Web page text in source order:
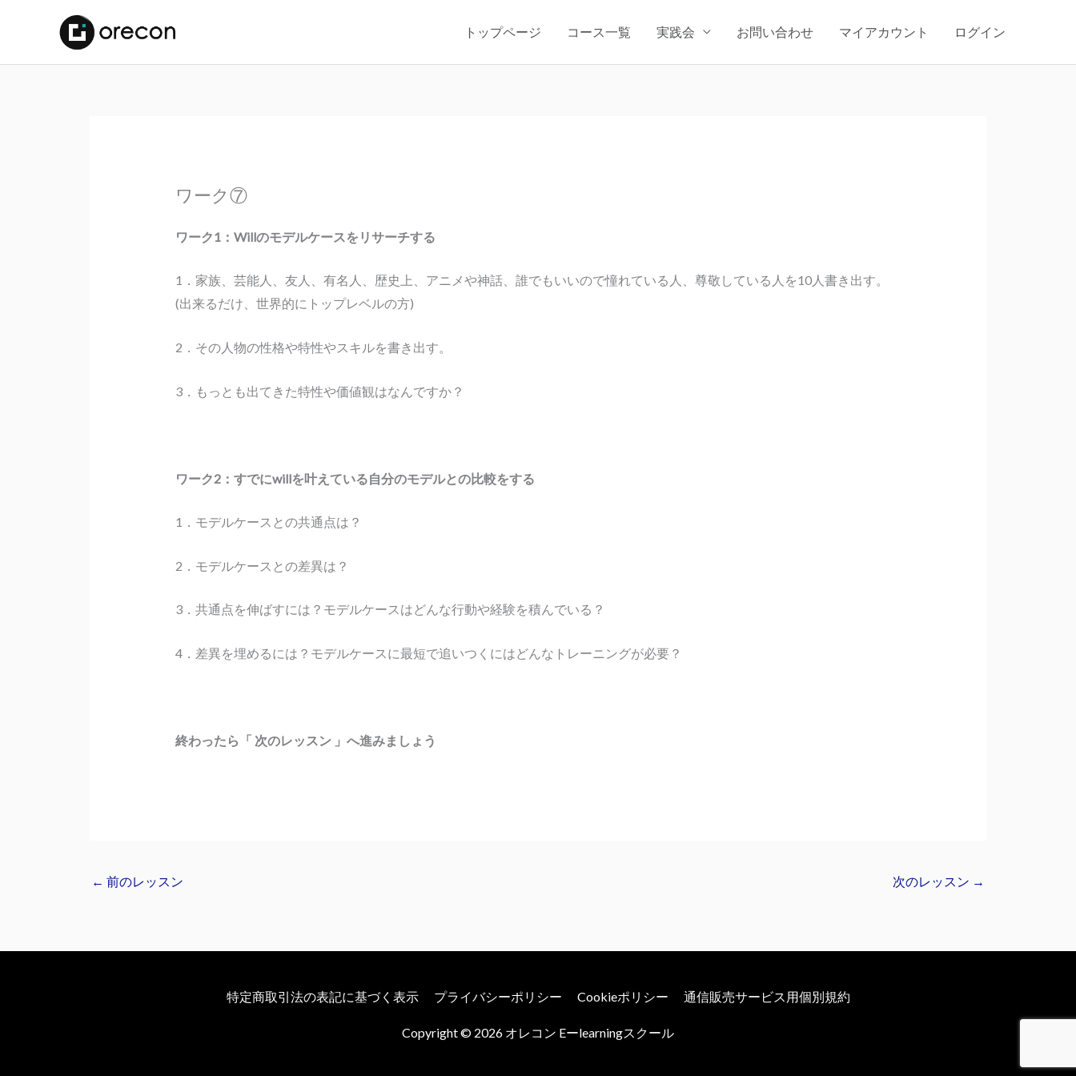
トップページ コース一覧 実践会 お問い合わせ マイアカウント ログイン
ワーク⑦
ワーク1：Willのモデルケースをリサーチする
1．家族、芸能人、友人、有名人、歴史上、アニメや神話、誰でもいいので憧れている人、尊敬している人を10人書き出す。
(出来るだけ、世界的にトップレベルの方)
2．その人物の性格や特性やスキルを書き出す。
3．もっとも出てきた特性や価値観はなんですか？
ワーク2：すでにwillを叶えている自分のモデルとの比較をする
1．モデルケースとの共通点は？
2．モデルケースとの差異は？
3．共通点を伸ばすには？モデルケースはどんな行動や経験を積んでいる？
4．差異を埋めるには？モデルケースに最短で追いつくにはどんなトレーニングが必要？
終わったら「 次のレッスン 」へ進みましょう
← 前のレッスン 次のレッスン →
特定商取引法の表記に基づく表示 プライバシーポリシー Cookieポリシー 通信販売サービス用個別規約
Copyright © 2026 オレコン Eーlearningスクール